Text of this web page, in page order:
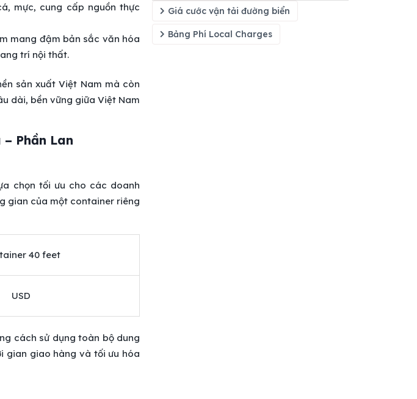
mực, cung cấp nguồn thực
mang đậm bản sắc văn hóa
trí nội thất.
sản xuất Việt Nam mà còn
dài, bền vững giữa Việt Nam
Phần Lan
chọn tối ưu cho các doanh
gian của một container riêng
40 feet
USD
cách sử dụng toàn bộ dung
gian giao hàng và tối ưu hóa
Giá cước vận tải đường biển
Bảng Phí Local Charges